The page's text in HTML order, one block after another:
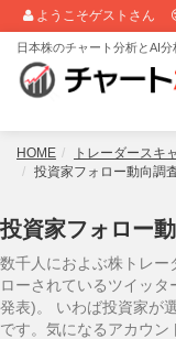
ようこそゲストさん
日本株のチャート分析とAI分
HOME トレーダースキ
投資家フォロー動向調
投資家フォロー
数千人におよぶ株トレー
ローされているツイッ
発表)。 いわば投資家が
です。気になるアカウン